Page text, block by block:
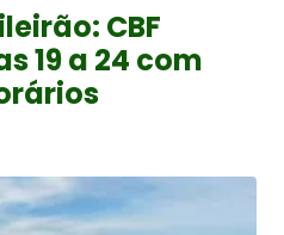
CBF
19 a 24 com